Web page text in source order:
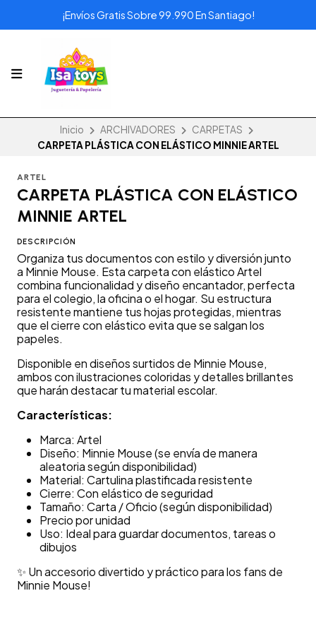
¡Envíos Gratis Sobre 99.990 En Santiago!
Inicio ARCHIVADORES
CARPETAS
CARPETA PLÁSTICA CON ELÁSTICO MINNIE ARTEL
ARTEL
CARPETA PLÁSTICA CON ELÁSTICO
MINNIE ARTEL
DESCRIPCIÓN
Organiza tus documentos con estilo y diversión junto
a Minnie Mouse. Esta carpeta con elástico Artel
combina funcionalidad y diseño encantador, perfecta
para el colegio, la oficina o el hogar. Su estructura
resistente mantiene tus hojas protegidas, mientras
que el cierre con elástico evita que se salgan los
papeles.
Disponible en diseños surtidos de Minnie Mouse,
ambos con ilustraciones coloridas y detalles brillantes
que harán destacar tu material escolar.
Características:
Marca: Artel
Diseño: Minnie Mouse (se envía de manera
aleatoria según disponibilidad)
Material: Cartulina plastificada resistente
Cierre: Con elástico de seguridad
Tamaño: Carta / Oficio (según disponibilidad)
Precio por unidad
Uso: Ideal para guardar documentos, tareas o
dibujos
✨ Un accesorio divertido y práctico para los fans de
Minnie Mouse!